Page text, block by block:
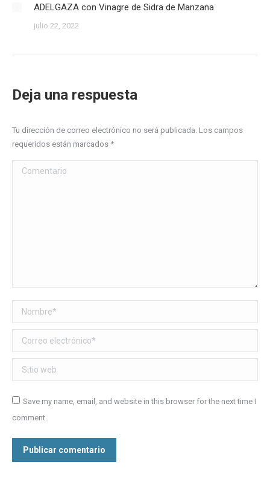
ADELGAZA con Vinagre de Sidra de Manzana
julio 22, 2022
Deja una respuesta
Tu dirección de correo electrónico no será publicada. Los campos
requeridos están marcados *
Comentario
Nombre *
Correo electrónico *
Sitio web
Save my name, email, and website in this browser for the next time I
comment.
Publicar comentario